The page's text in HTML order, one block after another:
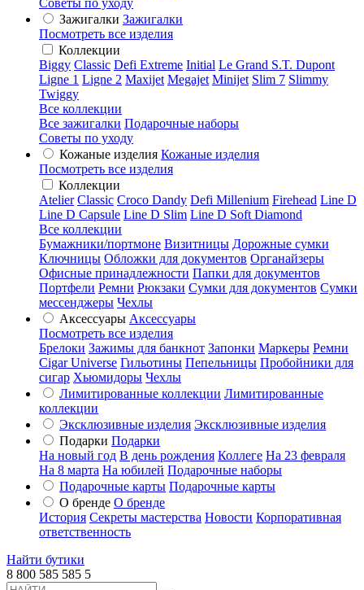
Советы по уходу
Зажигалки Зажигалки
Посмотреть все изделия
Коллекции
Biggy Classic Defi Extreme Initial Le Grand S.T. Dupont
Ligne 1 Ligne 2 Maxijet Megajet Minijet Slim 7 Slimmy
Twiggy
Все коллекции
Все зажигалки Подарочные наборы
Советы по уходу
Кожаные изделия Кожаные изделия
Посмотреть все изделия
Коллекции
Atelier Classic Croco Dandy Defi Millenium Firehead Line D
Line D Capsule Line D Slim Line D Soft Diamond
Все коллекции
Бумажники/портмоне Визитницы Дорожные сумки
Ключницы Обложки для документов Органайзеры
Офисные принадлежности Папки для документов
Портфели Ремни Рюкзаки Сумки для документов Сумки
мессенджеры Чехлы
Аксессуары Аксессуары
Посмотреть все изделия
Брелоки Зажимы для банкнот Запонки Маркеры Ремни
Cigar Universe Гильотины Пепельницы Пробойники для
сигар Хьюмидоры Чехлы
Лимитированные коллекции Лимитированные
коллекции
Эксклюзивные изделия Эксклюзивные изделия
Подарки Подарки
На новый год В день рождения Коллеге На 23 февраля
На 8 марта На юбилей Подарочные наборы
Подарочные карты Подарочные карты
О бренде О бренде
История Секреты мастерства Новости Корпоративная
ответственность
Найти бутики
8 800 585 585 5